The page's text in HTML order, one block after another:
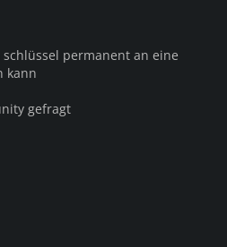
permanent an eine
kann
gefragt